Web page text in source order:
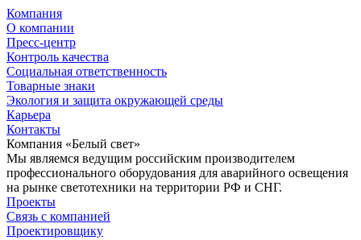
Компания
О компании
Пресс-центр
Контроль качества
Социальная ответственность
Товарные знаки
Экология и защита окружающей среды
Карьера
Контакты
Компания «Белый свет»
Мы являемся ведущим российским производителем
профессионального оборудования для аварийного освещения
на рынке светотехники на территории РФ и СНГ.
Проекты
Связь с компанией
Проектировщику